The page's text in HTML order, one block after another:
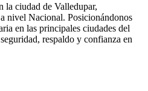
la ciudad de Valledupar,
nivel Nacional. Posicionándonos
en las principales ciudades del
respaldo y confianza en